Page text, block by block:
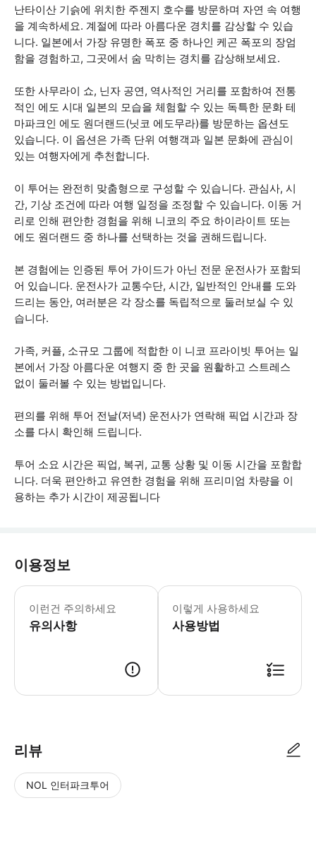
난타이산 기슭에 위치한 주젠지 호수를 방문하며 자연 속 여행
을 계속하세요. 계절에 따라 아름다운 경치를 감상할 수 있습
니다. 일본에서 가장 유명한 폭포 중 하나인 케곤 폭포의 장엄
함을 경험하고, 그곳에서 숨 막히는 경치를 감상해보세요.
또한 사무라이 쇼, 닌자 공연, 역사적인 거리를 포함하여 전통
적인 에도 시대 일본의 모습을 체험할 수 있는 독특한 문화 테
마파크인 에도 원더랜드(닛코 에도무라)를 방문하는 옵션도
있습니다. 이 옵션은 가족 단위 여행객과 일본 문화에 관심이
있는 여행자에게 추천합니다.
이 투어는 완전히 맞춤형으로 구성할 수 있습니다. 관심사, 시
간, 기상 조건에 따라 여행 일정을 조정할 수 있습니다. 이동 거
리로 인해 편안한 경험을 위해 니코의 주요 하이라이트 또는
에도 원더랜드 중 하나를 선택하는 것을 권해드립니다.
본 경험에는 인증된 투어 가이드가 아닌 전문 운전사가 포함되
어 있습니다. 운전사가 교통수단, 시간, 일반적인 안내를 도와
드리는 동안, 여러분은 각 장소를 독립적으로 둘러보실 수 있
습니다.
가족, 커플, 소규모 그룹에 적합한 이 니코 프라이빗 투어는 일
본에서 가장 아름다운 여행지 중 한 곳을 원활하고 스트레스
없이 둘러볼 수 있는 방법입니다.
편의를 위해 투어 전날(저녁) 운전사가 연락해 픽업 시간과 장
소를 다시 확인해 드립니다.
투어 소요 시간은 픽업, 복귀, 교통 상황 및 이동 시간을 포함합
니다. 더욱 편안하고 유연한 경험을 위해 프리미엄 차량을 이
용하는 추가 시간이 제공됩니다
이용정보
이런건 주의하세요
유의사항
Luxurious Travel Master가 프라도,
이렇게 사용하세요
사용방법
리뷰
NOL 인터파크투어